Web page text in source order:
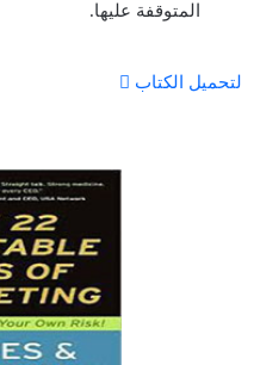
المتوقفة عليها.
لتحميل الكتاب